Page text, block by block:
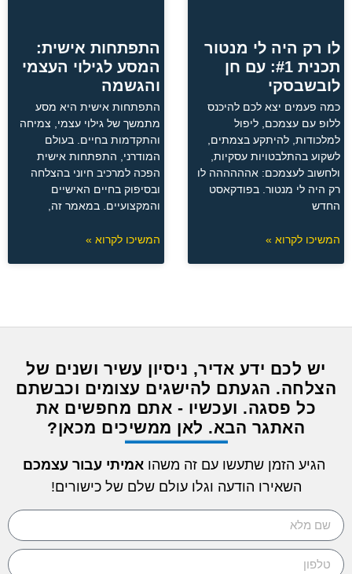
לו רק היה לי מנטור
תכנית #1: עם חן
לובשבסקי
כמה פעמים יצא לכם להיכנס
ללופ עם עצמכם, ליפול
למלכודות, להיתקע בצמתים,
לשקוע בהתלבטויות עסקיות,
ולחשוב לעצמכם: אהההההה לו
רק היה לי מנטור. בפודקאסט
החדש
המשיכו לקרוא »
התפתחות אישית:
המסע לגילוי העצמי
והגשמה
התפתחות אישית היא מסע
מתמשך של גילוי עצמי, צמיחה
והתקדמות בחיים. בעולם
המודרני, התפתחות אישית
הפכה למרכיב חיוני בהצלחה
ובסיפוק בחיים האישיים
והמקצועיים. במאמר זה,
המשיכו לקרוא »
יש לכם ידע אדיר, ניסיון עשיר ושנים של
הצלחה. הגעתם להישגים עצומים וכבשתם
כל פסגה. ועכשיו - אתם מחפשים את
האתגר הבא. לאן ממשיכים מכאן?
הגיע הזמן שתעשו עם זה משהו אמיתי עבור עצמכם
השאירו הודעה וגלו עולם שלם של כישורים!